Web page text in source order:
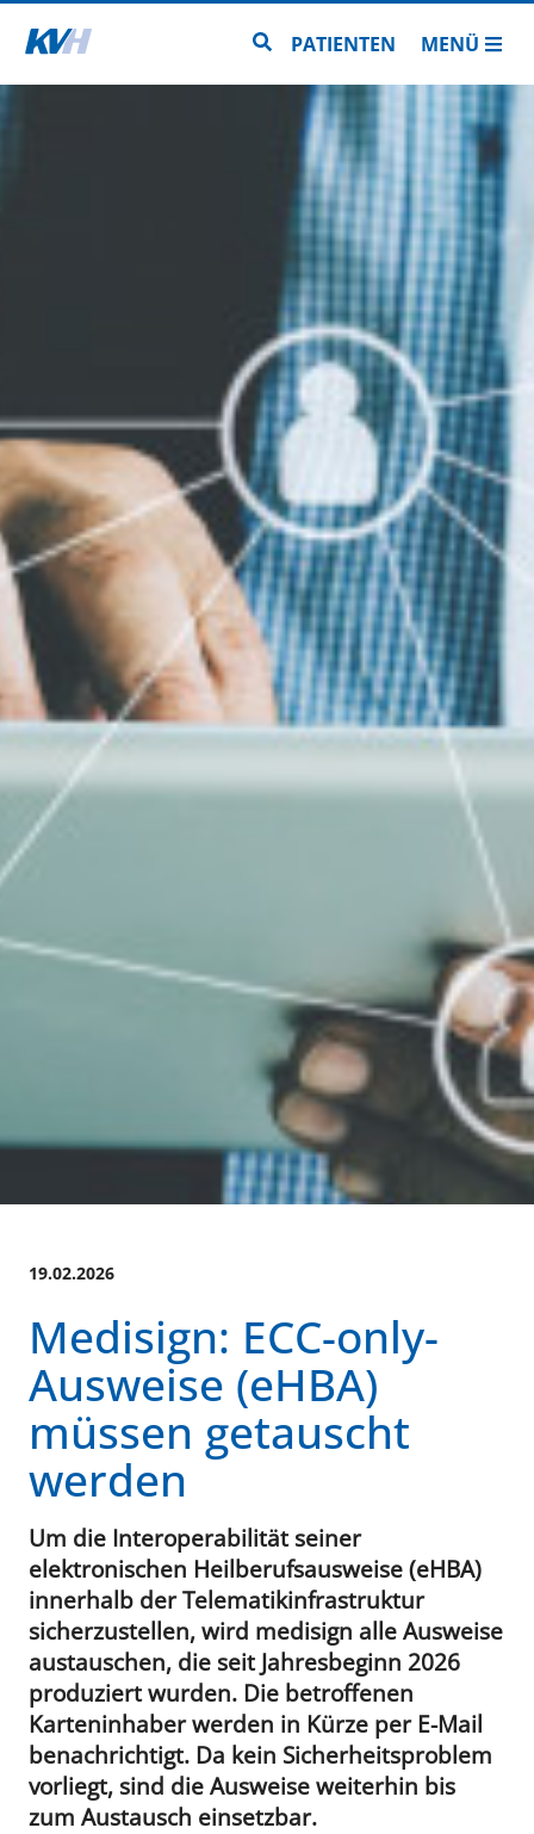
Zur Startseite Zur Seitensuche
PATIENTEN MENÜ
19.02.2026
Medisign: ECC-only-
Ausweise (eHBA)
müssen getauscht
werden
Um die Interoperabilität seiner
elektronischen Heilberufsausweise (eHBA)
innerhalb der Telematikinfrastruktur
sicherzustellen, wird medisign alle Ausweise
austauschen, die seit Jahresbeginn 2026
produziert wurden. Die betroffenen
Karteninhaber werden in Kürze per E-Mail
benachrichtigt. Da kein Sicherheitsproblem
vorliegt, sind die Ausweise weiterhin bis
zum Austausch einsetzbar.